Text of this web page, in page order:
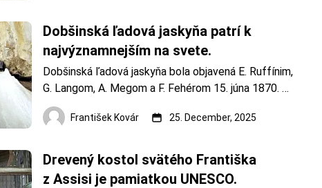
Mal&ya
Dobšinská ľadová jaskyňa patrí k
najvýznamnejším na svete.
Dobšinská ľadová jaskyňa bola objavená E. Ruffínim,
G. Langom, A. Megom a F. Fehérom 15. júna 1870.
Jaskyňa bola sprístupnená už v roku 1871. Otvor do
jaskyne, s názvom Ľadová diera, bol známy od
stala prv
František Kovár 25. December, 2025
Drevený kostol svätého Františka
z Assisi je pamiatkou UNESCO.